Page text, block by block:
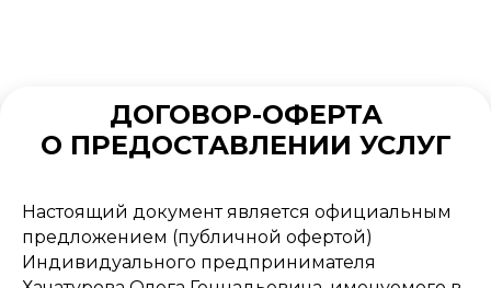
ДОГОВОР-ОФЕРТА
О ПРЕДОСТАВЛЕНИИ УСЛУГ
Настоящий документ является официальным
предложением (публичной офертой)
Индивидуального предпринимателя